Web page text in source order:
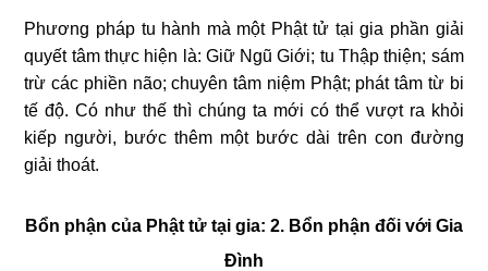
Phương pháp tu hành mà một Phật tử tại gia phần giải
quyết tâm thực hiện là: Giữ Ngũ Giới; tu Thập thiện; sám
trừ các phiền não; chuyên tâm niệm Phật; phát tâm từ bi
tế độ. Có như thế thì chúng ta mới có thể vượt ra khỏi
kiếp người, bước thêm một bước dài trên con đường
giải thoát.
Bổn phận của Phật tử tại gia: 2. Bổn phận đối với Gia
Đình